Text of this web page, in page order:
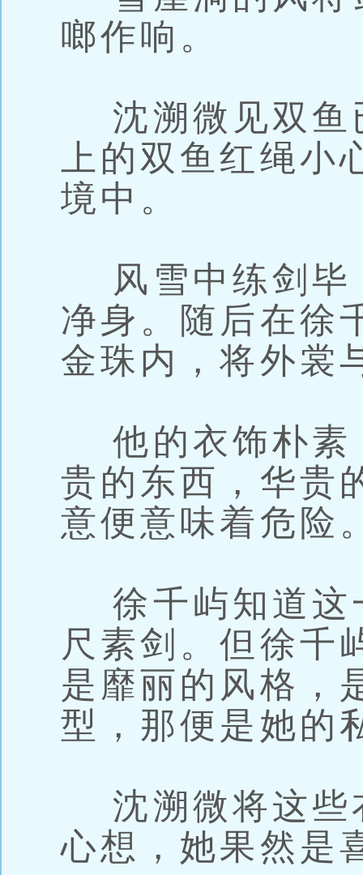
啷作响。
沈溯微见双鱼
上的双鱼红绳
境中。
风雪中练剑毕
净身。随后在徐
金珠内，将外裳
他的衣饰朴素
贵的东西，华贵
意便意味着危险
徐千屿知道这
尺素剑。但徐千
是靡丽的风格，
型，那便是她的
沈溯微将这些
心想，她果然是